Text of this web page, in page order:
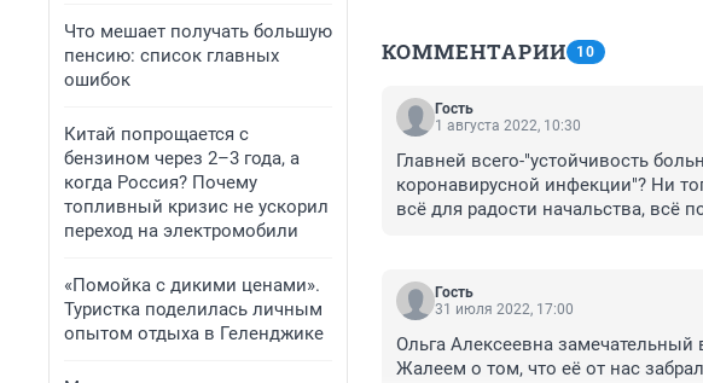
Что мешает получать большую
пенсию: список главных
ошибок
Китай попрощается с
бензином через 2–3 года, а
когда Россия? Почему
топливный кризис не ускорил
переход на электромобили
«Помойка с дикими ценами».
Туристка поделилась личным
опытом отдыха в Геленджике
КОММЕНТАРИИ 10
Гость
1 августа 2022, 10:30
Главней всего-"устойчивость
коронавирусной инфекции"? Ни
всё для радости начальства, всё
Гость
31 июля 2022, 17:00
Ольга Алексеевна
Жалеем о том, что её от нас